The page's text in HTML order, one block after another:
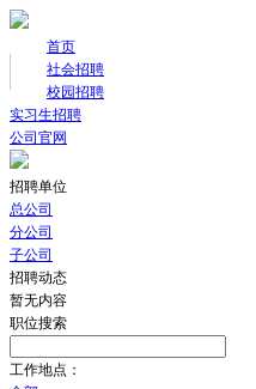
首页
社会招聘
校园招聘
实习生招聘
公司官网
招聘单位
总公司
分公司
子公司
招聘动态
暂无内容
职位搜索
工作地点：